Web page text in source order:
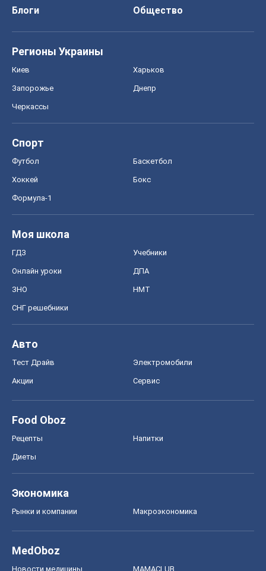
Блоги
Общество
Регионы Украины
Киев Харьков
Запорожье Днепр
Черкассы
Спорт
Футбол Баскетбол
Хоккей Бокс
Формула-1
Моя школа
ГДЗ Учебники
Онлайн уроки ДПА
ЗНО НМТ
СНГ решебники
Авто
Тест Драйв Электромобили
Акции Сервис
Food Oboz
Рецепты Напитки
Диеты
Экономика
Рынки и компании Mакроэкономика
MedOboz
Новости медицины MAMACLUB